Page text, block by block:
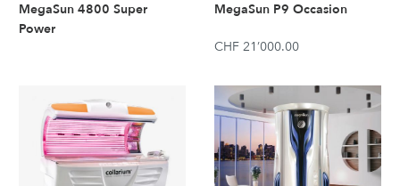
MegaSun 4800 Super
Power
MegaSun P9 Occasion
CHF 21’000.00